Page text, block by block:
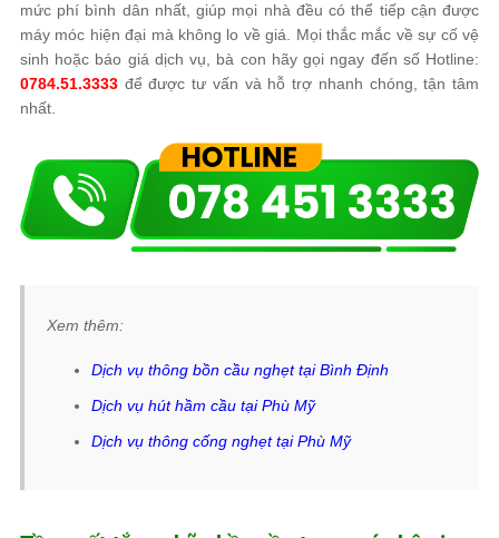
mức phí bình dân nhất, giúp mọi nhà đều có thể tiếp cận được
máy móc hiện đại mà không lo về giá. Mọi thắc mắc về sự cố vệ
sinh hoặc báo giá dịch vụ, bà con hãy gọi ngay đến số Hotline:
0784.51.3333 để được tư vấn và hỗ trợ nhanh chóng, tận tâm
nhất.
Xem thêm:
Dịch vụ thông bồn cầu nghẹt tại Bình Định
Dịch vụ hút hầm cầu tại Phù Mỹ
Dịch vụ thông cống nghẹt tại Phù Mỹ